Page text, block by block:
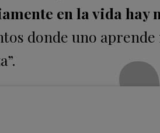
en la vida hay
donde uno aprende